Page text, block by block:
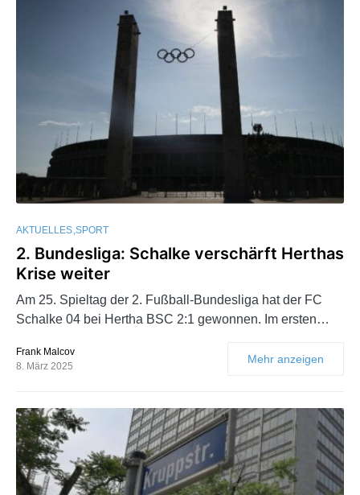
AKTUELLES SPORT
2. Bundesliga: Schalke verschärft Herthas
Krise weiter
Am 25. Spieltag der 2. Fußball-Bundesliga hat der FC
Schalke 04 bei Hertha BSC 2:1 gewonnen. Im ersten…
Frank Malcov
8. März 2025
Mehr anzeigen